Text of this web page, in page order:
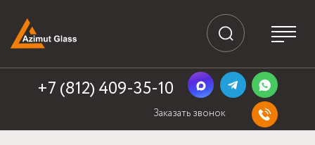
+7 (812) 409-35-10
Заказать звонок